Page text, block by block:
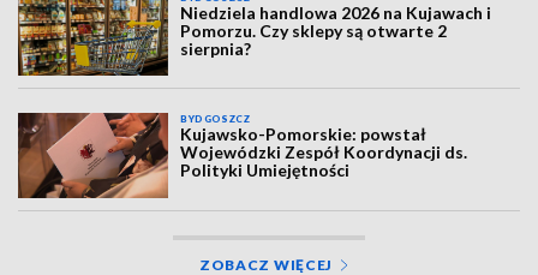
Niedziela handlowa 2026 na Kujawach i
Pomorzu. Czy sklepy są otwarte 2
sierpnia?
BYDGOSZCZ
Kujawsko-Pomorskie: powstał
Wojewódzki Zespół Koordynacji ds.
Polityki Umiejętności
ZOBACZ WIĘCEJ